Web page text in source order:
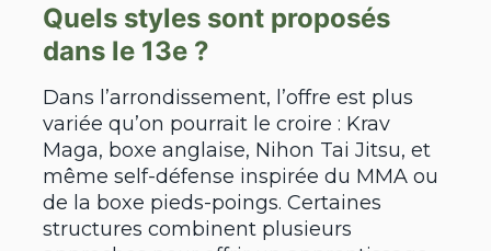
Quels styles sont proposés
dans le 13e ?
Dans l’arrondissement, l’offre est plus
variée qu’on pourrait le croire : Krav
Maga, boxe anglaise, Nihon Tai Jitsu, et
même self-défense inspirée du MMA ou
de la boxe pieds-poings. Certaines
structures combinent plusieurs